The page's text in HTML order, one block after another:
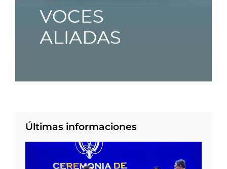
Últimas informaciones